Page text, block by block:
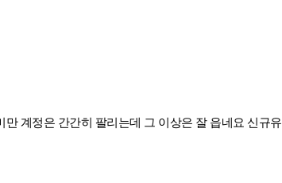
만 계정은 간간히 팔리는데 그 이상은 잘 읍네요 신규